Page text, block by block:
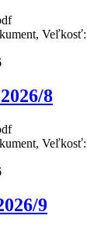
8
9